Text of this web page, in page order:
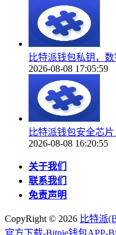
比特派钱包私钥，
2026-08-08 17:05:59
比特派钱包安全芯
2026-08-08 16:20:55
关于我们
联系我们
免责声明
CopyRight © 2026 比特派